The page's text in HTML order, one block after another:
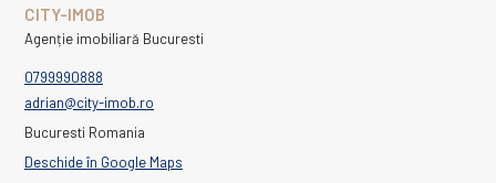
CITY-IMOB
Agenție imobiliară Bucuresti
0799990888
adrian@city-imob.ro
Bucuresti Romania
Deschide în Google Maps